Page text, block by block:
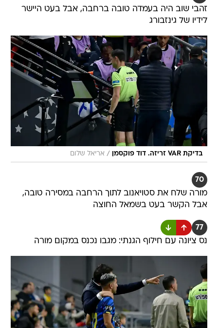
זהבי שוב היה בעמדה טובה ברחבה, אבל בעט היישר
לידיו של גינזבורג
בדיקת VAR זריזה. דוד פוקסמן / אריאל שלום
70
מורה שלח את סטויאנוב לתוך הרחבה במסירה טובה,
אבל הקשר בעט בשמאל החוצה
77
נס ציונה עם חילוף הגנתי: מגבו נכנס במקום מורה